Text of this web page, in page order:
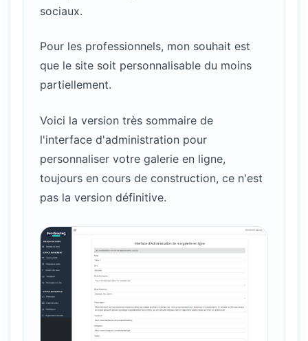
sociaux.
Pour les professionnels, mon souhait est
que le site soit personnalisable du moins
partiellement.
Voici la version très sommaire de
l'interface d'administration pour
personnaliser votre galerie en ligne,
toujours en cours de construction, ce n'est
pas la version définitive.